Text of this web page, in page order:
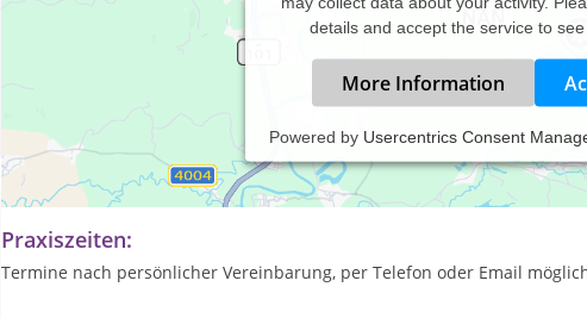
details and accept the service to see
More Information
Powered by Usercentrics Consent
Individuell für Kinder und Erwachsene: - Kinesiologie - Hypnose -
Regulation Säure-Basen-- Haushalt - Darmsanierung -
Praxiszeiten:
Termine nach persönlicher Vereinbarung, per Telefon oder Email